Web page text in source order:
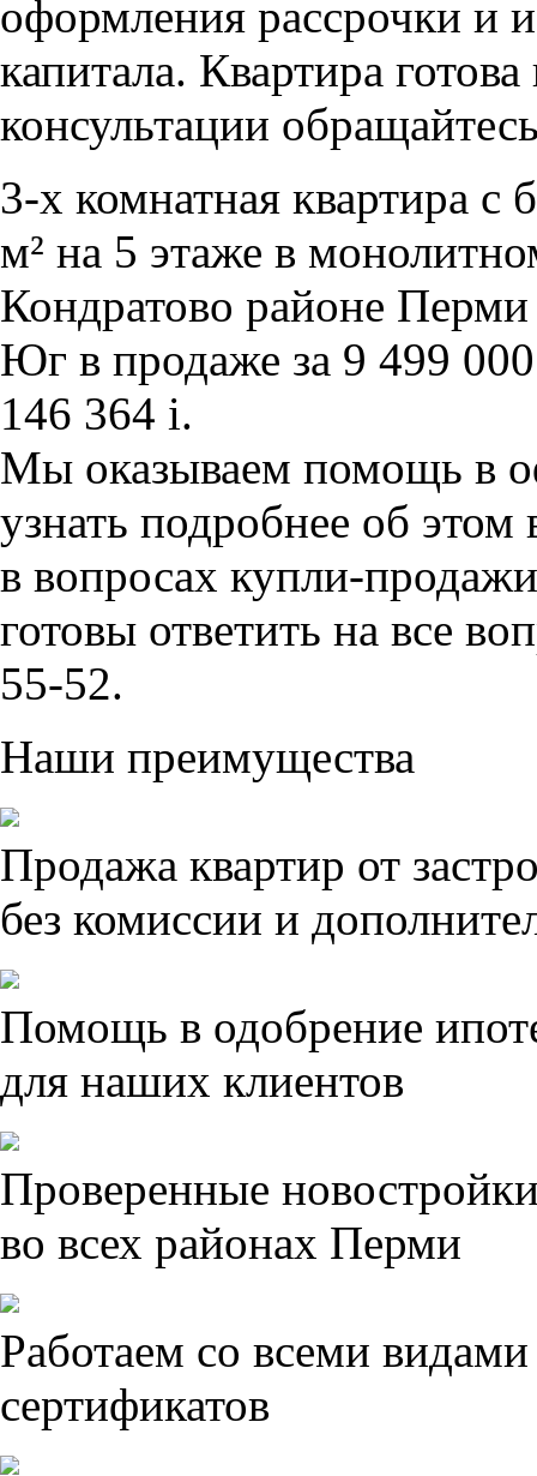
оформления рассрочки и
капитала. Квартира
консультации
3-х комнатная квартира
м² на 5 этаже в
Кондратово районе
Юг в продаже за 9 499
146 364 i.
Мы оказываем помощь в
узнать подробнее об
в вопросах купли-
готовы ответить на все
55-52.
Наши преимущества
Продажа квартир от
без комиссии и
Помощь в одобрение
для наших клиентов
Проверенные
во всех районах Перми
Работаем со всеми видами
сертификатов